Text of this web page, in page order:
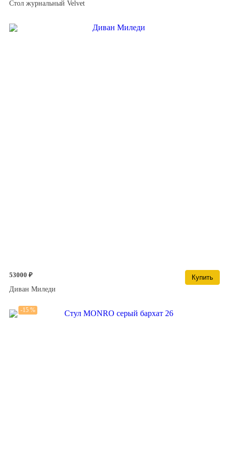
Стол журнальный Velvet
53000 ₽
Купить
Диван Миледи
-15 %